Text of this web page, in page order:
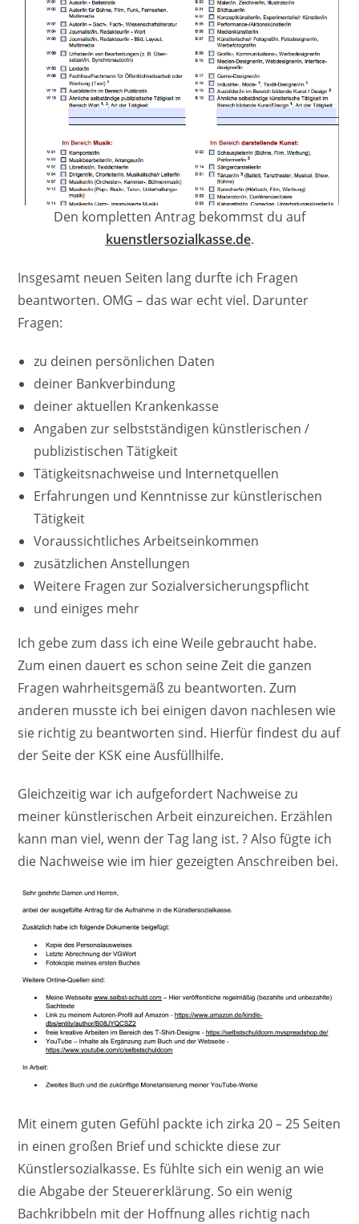
Den kompletten Antrag bekommst du auf
kuenstlersozialkasse.de.
Insgesamt neuen Seiten lang durfte ich Fragen
beantworten. OMG – das war echt viel. Darunter
Fragen:
zu deinen persönlichen Daten
deiner Bankverbindung
deiner aktuellen Krankenkasse
Angaben zur selbstständigen künstlerischen /
publizistischen Tätigkeit
Tätigkeitsnachweise und Internetquellen
Erfahrungen und Kenntnisse zur künstlerischen
Tätigkeit
Voraussichtliches Arbeitseinkommen
zusätzlichen Anstellungen
Weitere Fragen zur Sozialversicherungspflicht
und einiges mehr
Ich gebe zum dass ich eine Weile gebraucht habe.
Zum einen dauert es schon seine Zeit die ganzen
Fragen wahrheitsgemäß zu beantworten. Zum
anderen musste ich bei einigen davon nachlesen wie
sie richtig zu beantworten sind. Hierfür findest du auf
der Seite der KSK eine Ausfüllhilfe.
Gleichzeitig war ich aufgefordert Nachweise zu
meiner künstlerischen Arbeit einzureichen. Erzählen
kann man viel, wenn der Tag lang ist. ? Also fügte ich
die Nachweise wie im hier gezeigten Anschreiben bei.
Mit einem guten Gefühl packte ich zirka 20 – 25 Seiten
in einen großen Brief und schickte diese zur
Künstlersozialkasse. Es fühlte sich ein wenig an wie
die Abgabe der Steuererklärung. So ein wenig
Bachkribbeln mit der Hoffnung alles richtig nach